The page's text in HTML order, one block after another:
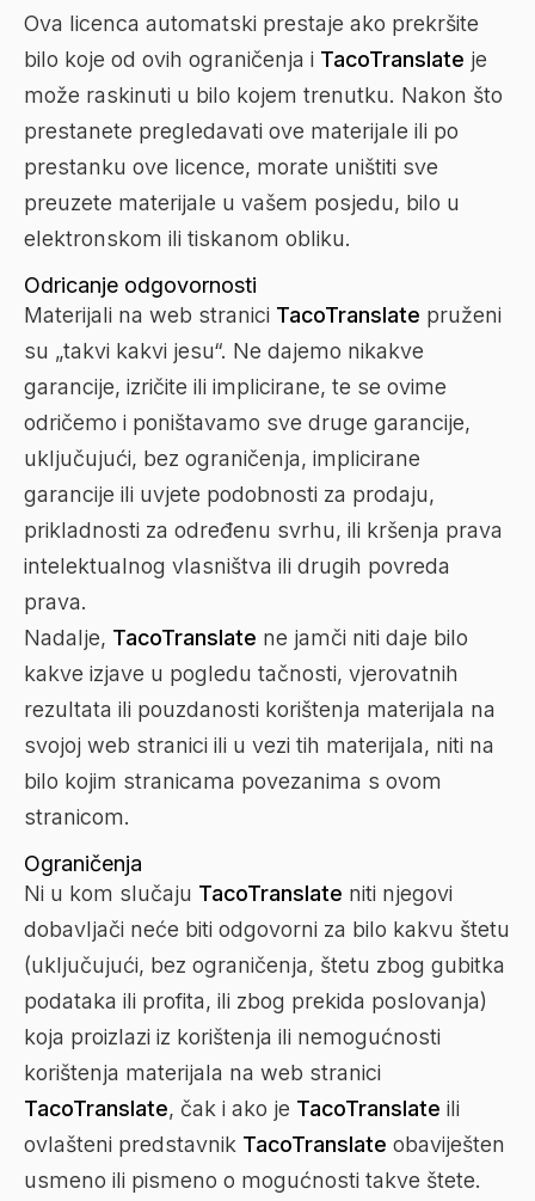
Ova licenca automatski prestaje ako prekršite
bilo koje od ovih ograničenja i TacoTranslate je
može raskinuti u bilo kojem trenutku. Nakon što
prestanete pregledavati ove materijale ili po
prestanku ove licence, morate uništiti sve
preuzete materijale u vašem posjedu, bilo u
elektronskom ili tiskanom obliku.
Odricanje odgovornosti
Materijali na web stranici TacoTranslate pruženi
su „takvi kakvi jesu“. Ne dajemo nikakve
garancije, izričite ili implicirane, te se ovime
odričemo i poništavamo sve druge garancije,
uključujući, bez ograničenja, implicirane
garancije ili uvjete podobnosti za prodaju,
prikladnosti za određenu svrhu, ili kršenja prava
intelektualnog vlasništva ili drugih povreda
prava.
Nadalje, TacoTranslate ne jamči niti daje bilo
kakve izjave u pogledu tačnosti, vjerovatnih
rezultata ili pouzdanosti korištenja materijala na
svojoj web stranici ili u vezi tih materijala, niti na
bilo kojim stranicama povezanima s ovom
stranicom.
Ograničenja
Ni u kom slučaju TacoTranslate niti njegovi
dobavljači neće biti odgovorni za bilo kakvu štetu
(uključujući, bez ograničenja, štetu zbog gubitka
podataka ili profita, ili zbog prekida poslovanja)
koja proizlazi iz korištenja ili nemogućnosti
korištenja materijala na web stranici
TacoTranslate, čak i ako je TacoTranslate ili
ovlašteni predstavnik TacoTranslate obaviješten
usmeno ili pismeno o mogućnosti takve štete.